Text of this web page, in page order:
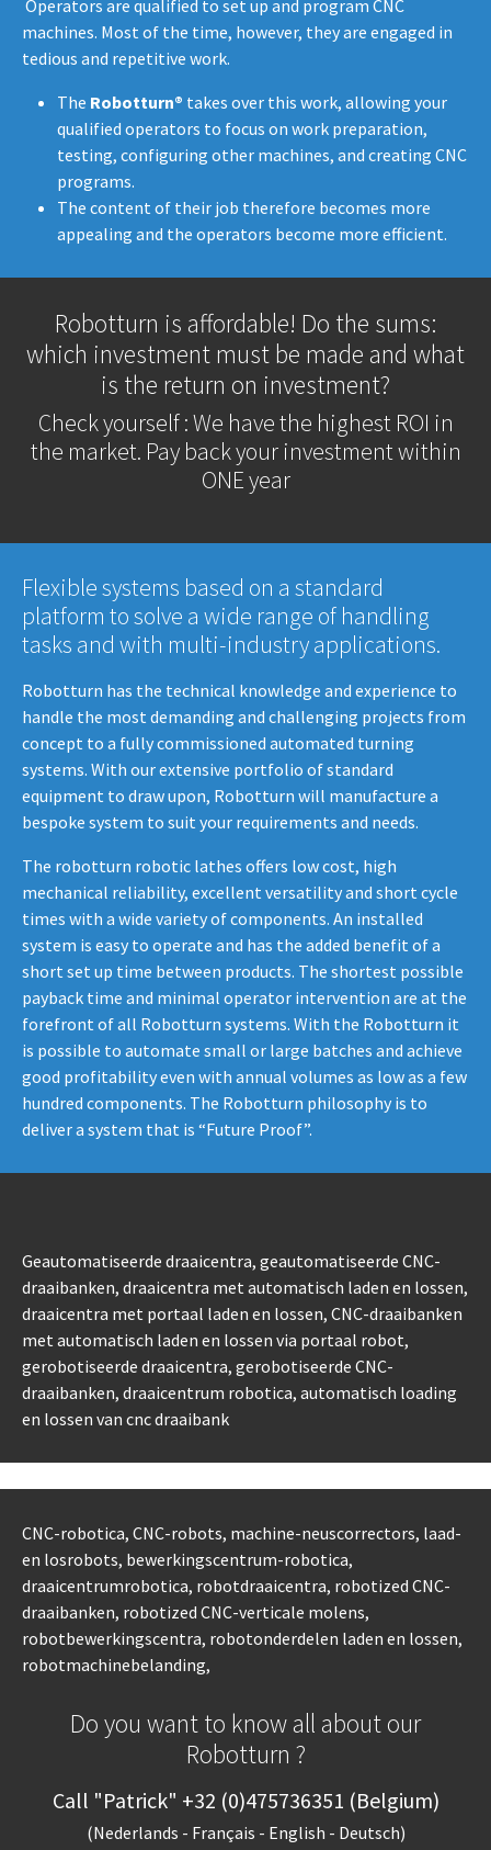
​​​​​ Operators are qualified to set up and program CNC
machines. Most of the time, however, they are engaged in
tedious and repetitive work.
The Robotturn® takes over this work, allowing your
qualified operators to focus on work preparation,
testing, configuring other machines, and creating CNC
programs.
The content of their job therefore becomes more
appealing and the operators become more efficient.
Robotturn is affordable! Do the sums:
which investment must be made and what
is the return on investment?
Check yourself : We have the highest ROI in
the market. Pay back your investment within
ONE year
Flexible systems based on a standard
platform to solve a wide range of handling
tasks and with multi-industry applications.
Robotturn has the technical knowledge and experience to
handle the most demanding and challenging projects from
concept to a fully commissioned automated turning
systems. With our extensive portfolio of standard
equipment to draw upon, Robotturn will manufacture a
bespoke system to suit your requirements and needs.
The robotturn robotic lathes offers low cost, high
mechanical reliability, excellent versatility and short cycle
times with a wide variety of components. An installed
system is easy to operate and has the added benefit of a
short set up time between products. The shortest possible
payback time and minimal operator intervention are at the
forefront of all Robotturn systems. With the Robotturn it
is possible to automate small or large batches and achieve
good profitability even with annual volumes as low as a few
hundred components. The Robotturn philosophy is to
deliver a system that is “Future Proof”.
Geautomatiseerde draaicentra, geautomatiseerde CNC-
draaibanken, draaicentra met automatisch laden en lossen,
draaicentra met portaal laden en lossen, CNC-draaibanken
met automatisch laden en lossen via portaal robot,
gerobotiseerde draaicentra, gerobotiseerde CNC-
draaibanken, draaicentrum robotica, automatisch loading
en lossen van cnc draaibank
CNC-robotica, CNC-robots, machine-neuscorrectors, laad-
en losrobots, bewerkingscentrum-robotica,
draaicentrumrobotica, robotdraaicentra, robotized CNC-
draaibanken, robotized CNC-verticale molens,
robotbewerkingscentra, robotonderdelen laden en lossen,
robotmachinebelanding,
Do you want to know all about our
Robotturn ?
Call "Patrick" +32 (0)475736351 (Belgium)
(Nederlands - Français - English - Deutsch)